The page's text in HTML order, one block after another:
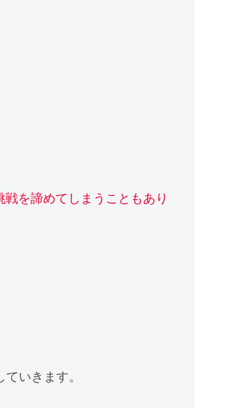
戦を諦めてしまうこともあり
いきます。